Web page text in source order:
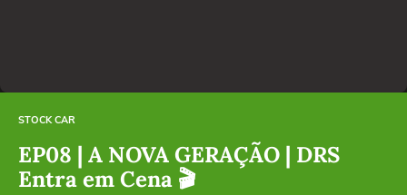
STOCK CAR
EP08 | A NOVA GERAÇÃO | DRS
Entra em Cena 🎬